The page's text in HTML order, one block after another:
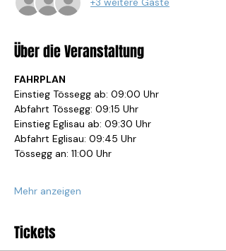
Über die Veranstaltung
FAHRPLAN
Einstieg Tössegg ab: 09:00 Uhr
Abfahrt Tössegg: 09:15 Uhr
Einstieg Eglisau ab: 09:30 Uhr
Abfahrt Eglisau: 09:45 Uhr
Tössegg an: 11:00 Uhr
Mehr anzeigen
Tickets